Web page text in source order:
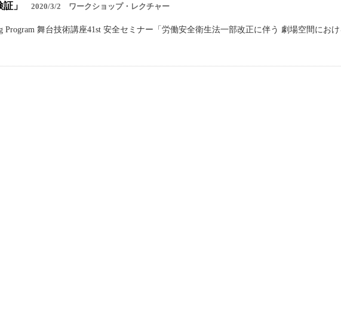
」
2020/3/2 ワークショップ・レクチャー
Program 舞台技術講座41st 安全セミナー「労働安全衛生法一部改正に伴う 劇場空間にお